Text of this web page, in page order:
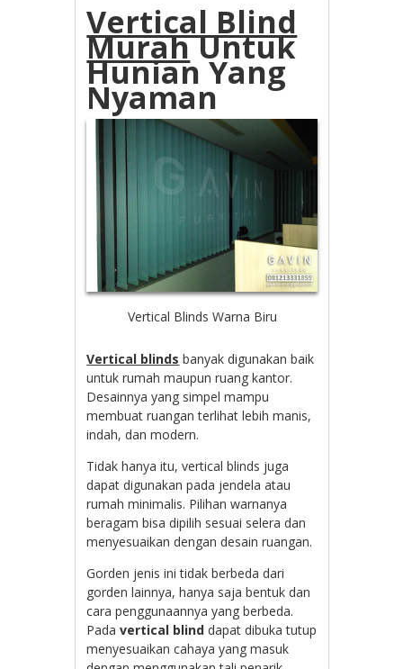
Vertical Blind
MurahUntuk
Hunian Yang
Nyaman
Vertical Blinds Warna Biru
Vertical blinds banyak digunakan baik
untuk rumah maupun ruang kantor.
Desainnya yang simpel mampu
membuat ruangan terlihat lebih manis,
indah, dan modern.
Tidak hanya itu, vertical blinds juga
dapat digunakan pada jendela atau
rumah minimalis. Pilihan warnanya
beragam bisa dipilih sesuai selera dan
menyesuaikan dengan desain ruangan.
Gorden jenis ini tidak berbeda dari
gorden lainnya, hanya saja bentuk dan
cara penggunaannya yang berbeda.
Padavertical blind dapat dibuka tutup
menyesuaikan cahaya yang masuk